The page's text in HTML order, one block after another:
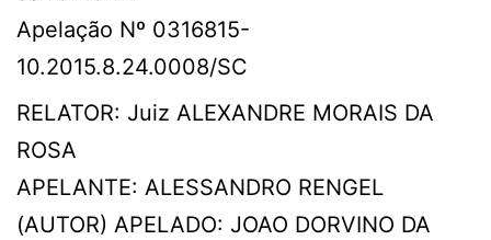
Apelação Nº 0316815-
10.2015.8.24.0008/SC
RELATOR: Juiz ALEXANDRE MORAIS DA
ROSA
APELANTE: ALESSANDRO RENGEL
(AUTOR) APELADO: JOAO DORVINO DA